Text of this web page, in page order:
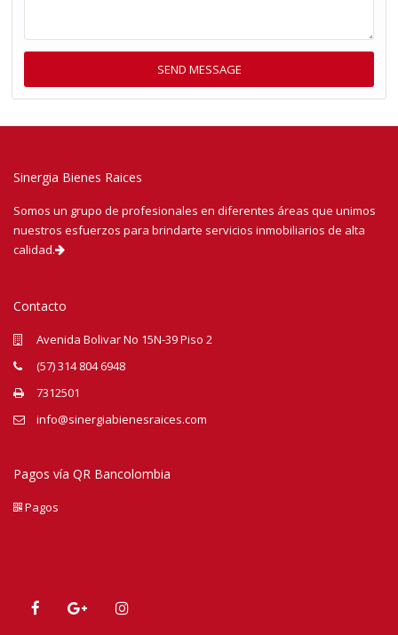
Sinergia Bienes Raices
Somos un grupo de profesionales en diferentes áreas que unimos
nuestros esfuerzos para brindarte servicios inmobiliarios de alta
calidad.
Contacto
Avenida Bolivar No 15N-39 Piso 2
(57) 314 804 6948
7312501
info@sinergiabienesraices.com
Pagos vía QR Bancolombia
Pagos